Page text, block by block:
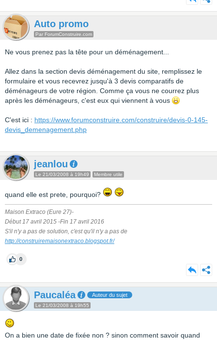
Auto promo
Par ForumConstruire.com
Ne vous prenez pas la tête pour un déménagement...
Allez dans la section devis déménagement du site, remplissez le
formulaire et vous recevrez jusqu'à 3 devis comparatifs de
déménageurs de votre région. Comme ça vous ne courrez plus
après les déménageurs, c'est eux qui viennent à vous
C'est ici : https://www.forumconstruire.com/construire/devis-0-145-
devis_demenagement.php
jeanlou
Le 21/03/2008 à 19h49 Membre utile
quand elle est prete, pourquoi?
Maison Extraco (Eure 27)-
Début 17 avril 2015 -Fin 17 avril 2016
S'il n'y a pas de solution, c'est qu'il n'y a pas de
http://construiremaisonextraco.blogspot.fr/
0
Paucaléa Auteur du sujet
Le 21/03/2008 à 19h55
On a bien une date de fixée non ? sinon comment savoir quand